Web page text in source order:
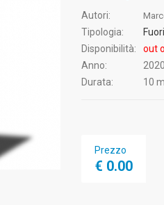
Autori:
Tipologia:
Disponibilità:
out
Anno:
2020
Durata:
10
Prezzo
€ 0.00